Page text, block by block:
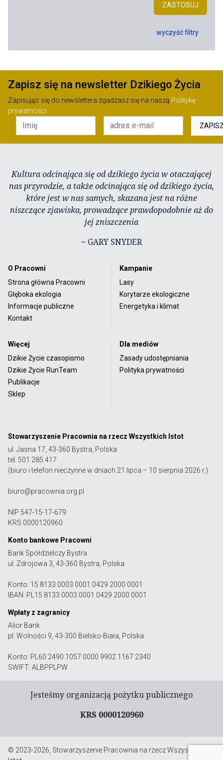
ZASTOSUJ
wyczyść filtry
Zapisz się na newsletter Dzikiego Życia
Zapisując się do newslettera zgadzasz się na naszą Politykę
prywatności
Kultura odcinająca się od dzikiego życia w otaczającej
nas przyrodzie, a także odcinająca się od dzikiego życia,
które jest w nas samych, skazana jest na różne
niszczące zjawiska, prowadzące prawdopodobnie aż do
jej zniszczenia
~ GARY SNYDER
O Pracowni
Strona główna Pracowni
Głęboka ekologia
Informacje publiczne
Kontakt
Kampanie
Lasy
Korytarze ekologiczne
Energetyka i klimat
Więcej
Dzikie Życie czasopismo
Dzikie Życie RunTeam
Publikacje
Sklep
Dla mediów
Zasady udostępniania
Polityka prywatności
Stowarzyszenie Pracownia na rzecz Wszystkich Istot
ul. Jasna 17, 43-360 Bystra, Polska
tel. 501 285 417
(biuro i telefon nieczynne w dniach 21 lipca – 10 sierpnia 2026 r.)
biuro@pracownia.org.pl
NIP 547-15-17-679
KRS 0000120960
Konto bankowe Pracowni
Bank Spółdzielczy Bystra
ul. Zdrojowa 3, 43-360 Bystra, Polska
Konto: 15 8133 0003 0001 0429 2000 0001
IBAN: PL15 8133 0003 0001 0429 2000 0001
Wpłaty z zagranicy
Alior Bank
pl. Wolności 9, 43-300 Bielsko-Biała, Polska
Konto: PL60 2490 1057 0000 9902 1167 2340
SWIFT: ALBPPLPW
Jesteśmy organizacją pożytku publicznego
KRS 0000120960
© 2023-2026, Stowarzyszenie Pracownia na rzecz Wszystkich